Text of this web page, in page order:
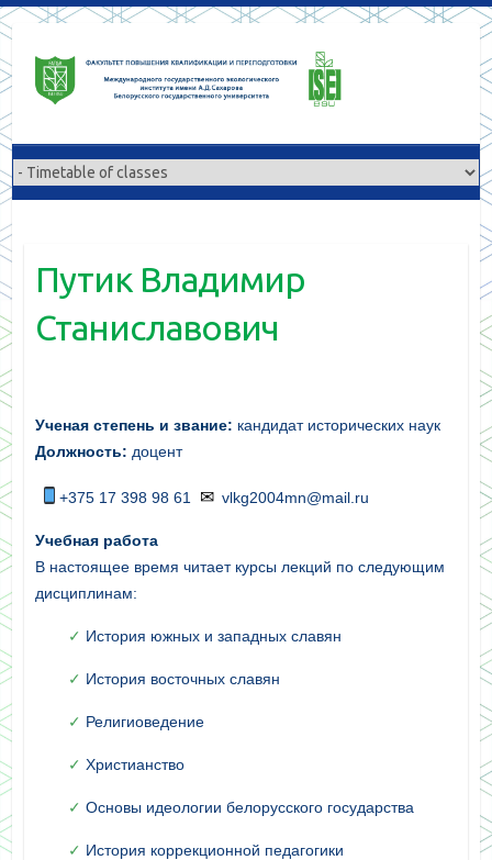
Перейти
содержимому
Путик Владимир
Станиславович
Ученая степень и звание: кандидат исторических наук
Должность: доцент
+375 17 398 98 61 ✉ vlkg2004mn@mail.ru
Учебная работа
В настоящее время читает курсы лекций по следующим
дисциплинам:
✓ История южных и западных славян
✓ История восточных славян
✓ Религиоведение
✓ Христианство
✓ Основы идеологии белорусского государства
✓ История коррекционной педагогики